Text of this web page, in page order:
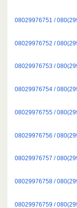
08029976751 /
08029976752 /
08029976753 /
08029976754 /
08029976755 /
08029976756 /
08029976757 /
08029976758 /
08029976759 /